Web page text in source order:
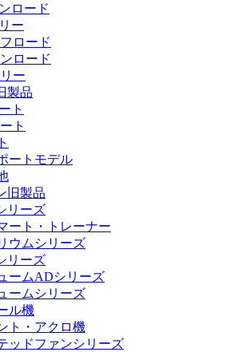
ロード
ー
ロード
ロード
ー
製品
ト
ト
ートモデル
旧製品
リーズ
ート・トレーナー
ウムシリーズ
リーズ
ームADシリーズ
ームシリーズ
ル機
ト・アクロ機
ッドファンシリーズ